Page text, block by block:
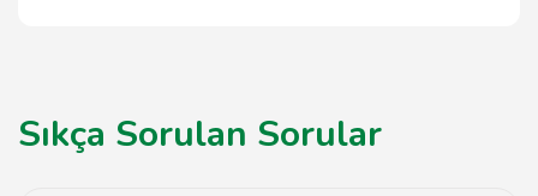
Sıkça Sorulan Sorular